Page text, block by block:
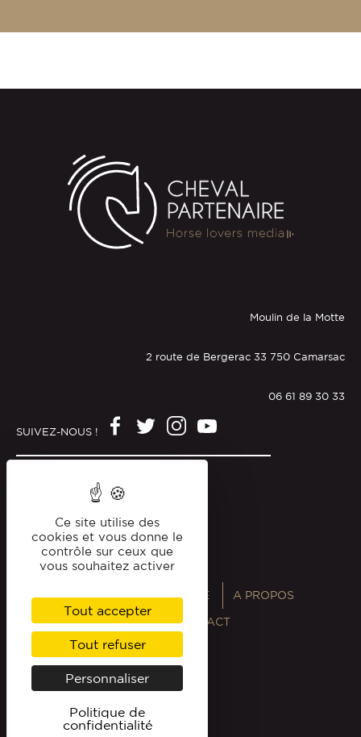
Moulin de la Motte
2 route de Bergerac 33 750 Camarsac
06 61 89 30 33
SUIVEZ-NOUS !
Politique de confidentialité
ANNUAIRES MAGAZINE A PROPOS
PROFESSIONNELS CONTACT
Ce site utilise des
cookies et vous donne le
contrôle sur ceux que
vous souhaitez activer
Tout accepter
Tout refuser
Personnaliser
Politique de
confidentialité